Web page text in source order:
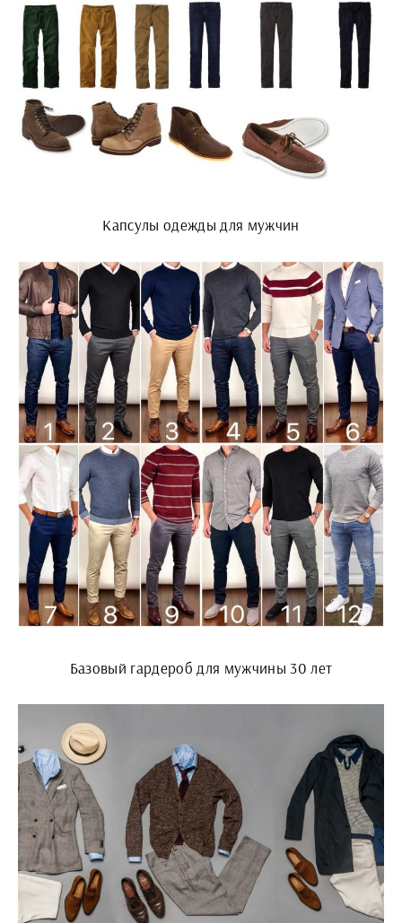
Капсулы одежды для мужчин
Базовый гардероб для мужчины 30 лет